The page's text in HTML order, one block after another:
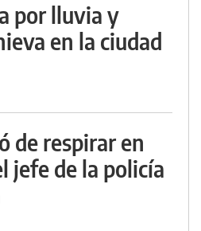
por lluvia y
en la ciudad
de respirar en
jefe de la policía